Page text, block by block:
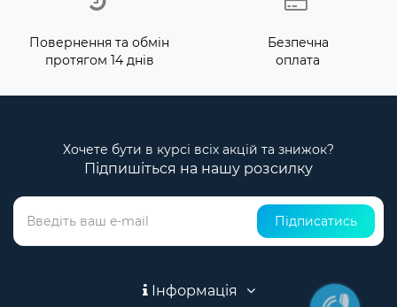
Повернення та обмін
протягом 14 днів
Безпечна
оплата
Хочете бути в курсі всіх акцій та знижок?
Підпишіться на нашу розсилку
Підписатись
Інформація